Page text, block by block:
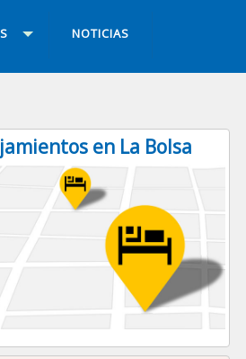
NOTICIAS
en La Bolsa